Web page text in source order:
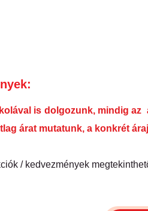
is dolgozunk, mindig
árat mutatunk, a konkrét
/ kedvezmények